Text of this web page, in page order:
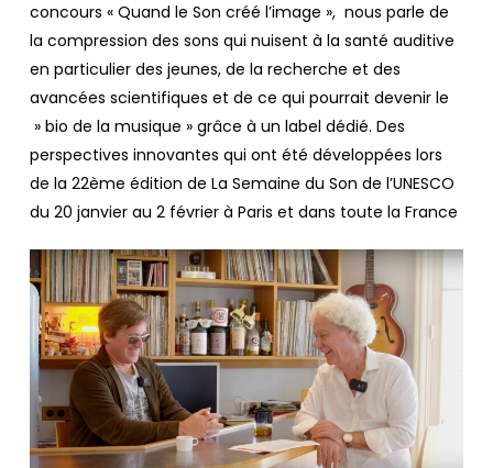
concours « Quand le Son créé l’image », ‬ nous parle de
la compression des sons qui nuisent à la santé auditive
en particulier des jeunes, de la recherche et des
avancées scientifiques et de ce qui pourrait devenir le
» bio de la musique » grâce à un label dédié. Des
perspectives innovantes qui ont été développées lors
de la 22ème édition de La Semaine du Son de l’UNESCO
du 20 janvier au 2 février à Paris et dans toute la France